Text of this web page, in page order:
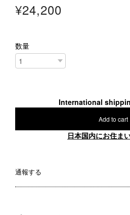
¥24,200
数量
International
Add to cart
日本国内にお住ま
通報する